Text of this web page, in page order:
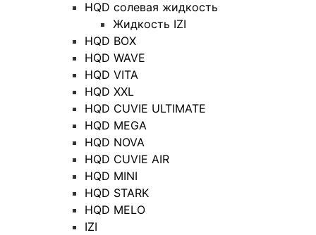
HQD солевая жидкость
Жидкость IZI
HQD BOX
HQD WAVE
HQD VITA
HQD XXL
HQD CUVIE ULTIMATE
HQD MEGA
HQD NOVA
HQD CUVIE AIR
HQD MINI
HQD STARK
HQD MELO
IZI